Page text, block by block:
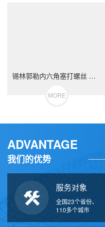
锡林郭勒内六角塞打螺丝 等高限位螺栓 不锈钢（304/316）碳钢 合金钢
MORE
ADVANTAGE
我们的优势
服务对象
全国23个省份、
110多个城市